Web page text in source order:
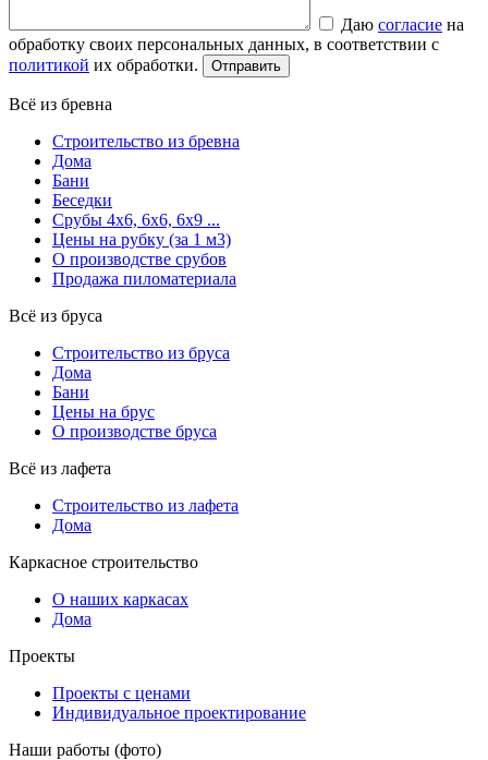
Даю согласие на
обработку своих персональных данных, в соответствии с
политикой их обработки.
Всё из бревна
Строительство из бревна
Дома
Бани
Беседки
Срубы 4х6, 6х6, 6х9 ...
Цены на рубку (за 1 м3)
О производстве срубов
Продажа пиломатериала
Всё из бруса
Строительство из бруса
Дома
Бани
Цены на брус
О производстве бруса
Всё из лафета
Строительство из лафета
Дома
Каркасное строительство
О наших каркасах
Дома
Проекты
Проекты с ценами
Индивидуальное проектирование
Наши работы (фото)